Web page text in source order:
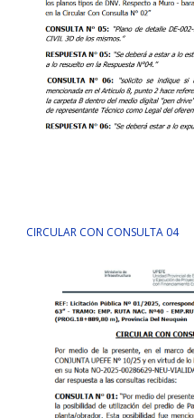
CIRCULAR CON CONSULTA 04